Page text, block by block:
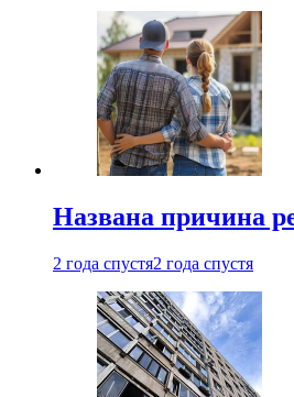
Названа причина
2 года спустя2 года спустя